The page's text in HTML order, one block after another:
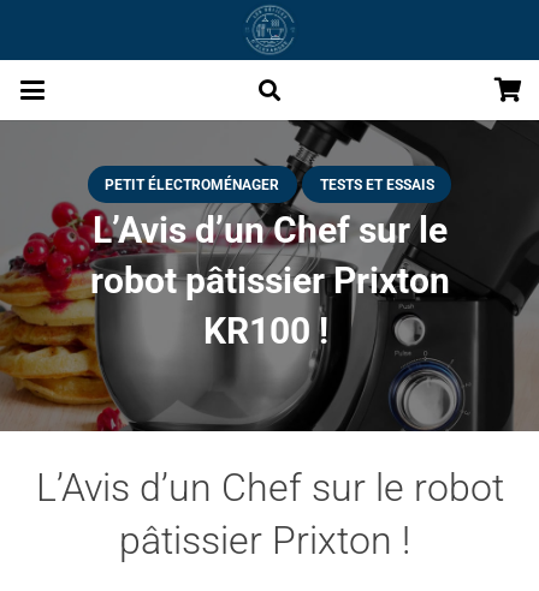
PETIT ÉLECTROMÉNAGER TESTS ET ESSAIS
L’Avis d’un Chef sur le
robot pâtissier Prixton
KR100 !
L’Avis d’un Chef sur le robot
pâtissier Prixton !